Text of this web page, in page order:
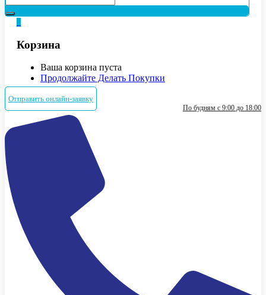
Корзина
Ваша корзина пуста
Продолжайте Делать Покупки
Отправить онлайн-заявку
По будням с 9:00 до 18:00